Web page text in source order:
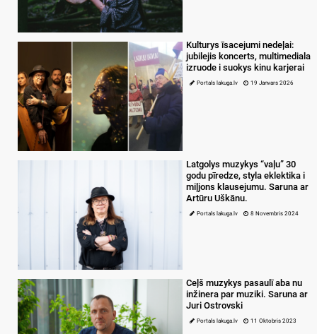
Kulturys īsacejumi nedeļai:
jubilejis koncerts, multimediala
izruode i suokys kinu karjerai
Portals lakuga.lv 19 Janvars 2026
Latgolys muzykys “vaļu” 30
godu pīredze, styla eklektika i
miļjons klausejumu. Saruna ar
Artūru Uškānu.
Portals lakuga.lv 8 Novembris 2024
Ceļš muzykys pasaulī aba nu
inžinera par muziki. Saruna ar
Juri Ostrovski
Portals lakuga.lv 11 Oktobris 2023